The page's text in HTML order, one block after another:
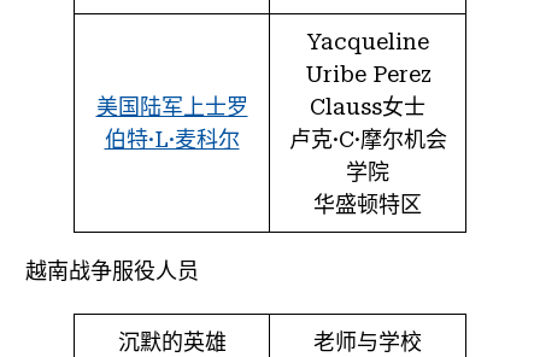
美国陆军上士罗
伯特·L·麦科尔
Yacqueline
Uribe Perez
Clauss女士
卢克·C·摩尔机会
学院
华盛顿特区
越南战争服役人员
沉默的英雄 老师与学校